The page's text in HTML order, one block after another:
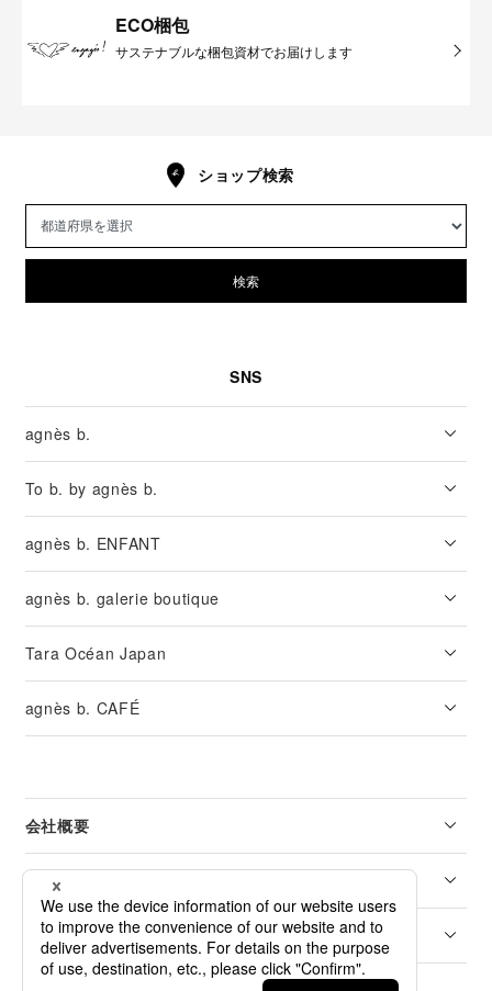
ECO梱包
サステナブルな梱包資材でお届けします
ショップ検索
検索
SNS
agnès b.
To b. by agnès b.
agnès b. ENFANT
agnès b. galerie boutique
Tara Océan Japan
agnès b. CAFÉ
会社概要
リーガル
カスタマーサービス